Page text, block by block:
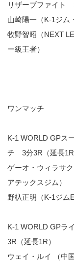
リザーブファイト
山崎陽一（K-1ジム
牧野智昭（NEXT
ー級王者）
ワンマッチ
K-1 WORLD GPス
チ 3分3R（延長1R
ゲーオ・ウィラサ
アテックスジム）
野杁正明（K-1ジム
K-1 WORLD GPラ
3R（延長1R）
ウェイ・ルイ （中